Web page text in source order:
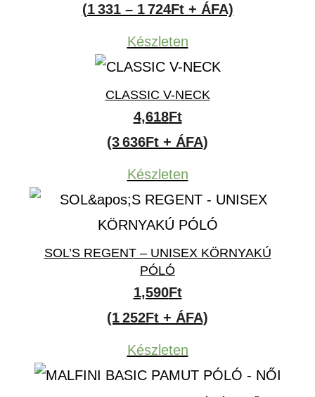
1,690Ft
2,190Ft
(1 331 – 1 724Ft + ÁFA)
Készleten
CLASSIC V-NECK
4,618Ft
(3 636Ft + ÁFA)
Készleten
SOL’S REGENT – UNISEX KÖRNYAKÚ
PÓLÓ
1,590Ft
(1 252Ft + ÁFA)
Készleten